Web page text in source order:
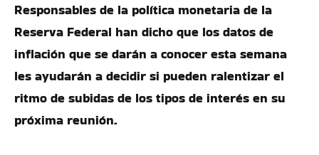
Responsables de la política monetaria de la
Reserva Federal han dicho que los datos de
inflación que se darán a conocer esta semana
les ayudarán a decidir si pueden ralentizar el
ritmo de subidas de los tipos de interés en su
próxima reunión.